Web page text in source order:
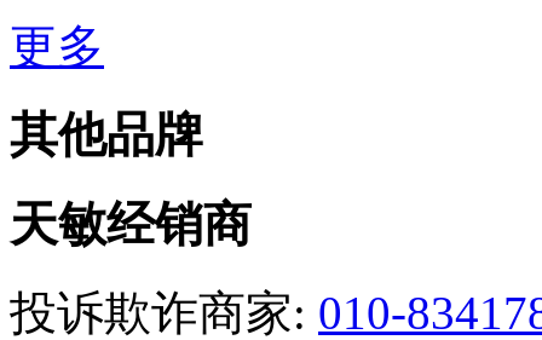
更多
其他品牌
天敏经销商
投诉欺诈商家: 010-